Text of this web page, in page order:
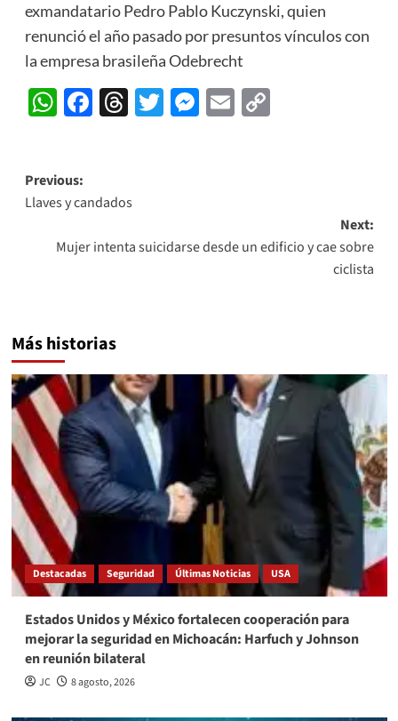
exmandatario Pedro Pablo Kuczynski, quien
renunció el año pasado por presuntos vínculos con
la empresa brasileña Odebrecht
WhatsApp
Facebook
Threads
Twitter
Messenger
EmailCopy
Post
navigation
Previous:
Llaves y candados
Next:
Mujer intenta suicidarse desde un edificio y cae sobre
ciclista
Más historias
Destacadas Seguridad Últimas Noticias USA
Estados Unidos y México fortalecen cooperación para
mejorar la seguridad en Michoacán: Harfuch y Johnson
en reunión bilateral
JC 8 agosto, 2026